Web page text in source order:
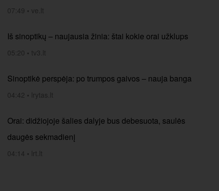
07:49 • ve.lt
Iš sinoptikų – naujausia žinia: štai kokie orai užklups
05:20 • tv3.lt
Sinoptikė perspėja: po trumpos gaivos – nauja banga
04:42 • lrytas.lt
Orai: didžiojoje šalies dalyje bus debesuota, saulės
daugės sekmadienį
04:14 • lrt.lt